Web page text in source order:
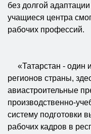
без долгой
учащиеся центра
рабочих профессий.
«Татарстан - один
регионов страны,
авиастроительные
производственно-
систему подготовки
рабочих кадров в